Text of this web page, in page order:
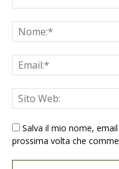
Salva il mio nome,
prossima volta che